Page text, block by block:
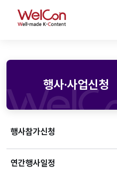
WelCon
행사·사업신청
행사참가신청
연간행사일정